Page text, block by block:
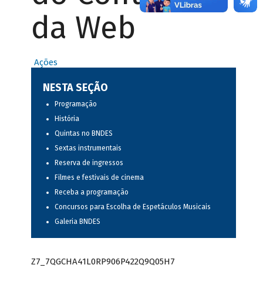
da Web
Ações
NESTA SEÇÃO
Programação
História
Quintas no BNDES
Sextas instrumentais
Reserva de ingressos
Filmes e festivais de cinema
Receba a programação
Concursos para Escolha de Espetáculos Musicais
Galeria BNDES
Z7_7QGCHA41L0RP906P422Q9Q05H7